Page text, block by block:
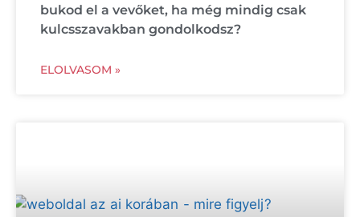
bukod el a vevőket, ha még mindig csak
kulcsszavakban gondolkodsz?
ELOLVASOM »